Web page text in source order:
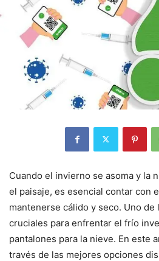
Cuando el invierno se asoma y la
el paisaje, es esencial contar con
mantenerse cálido y seco. Uno de
cruciales para enfrentar el frío
pantalones para la nieve. En este
través de las mejores opciones